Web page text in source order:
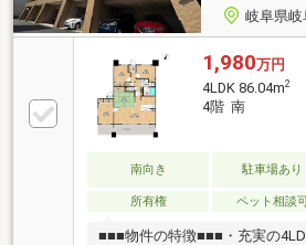
岐阜県岐
1,980万円
4LDK 86.04m2
4階 南
南向き 駐車場あり
所有権
ペット相談
■■■物件の特徴■■■・充実の